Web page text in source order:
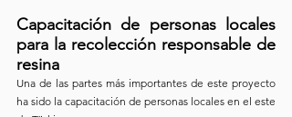
Capacitación de personas locales
para la recolección responsable de
resina
Una de las partes más importantes de este proyecto
ha sido la capacitación de personas locales en el este